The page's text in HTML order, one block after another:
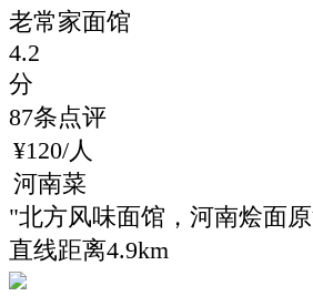
老常家面馆
4.2
分
87条点评
¥120/人
河南菜
"北方风味面馆，河南烩面原
直线距离4.9km